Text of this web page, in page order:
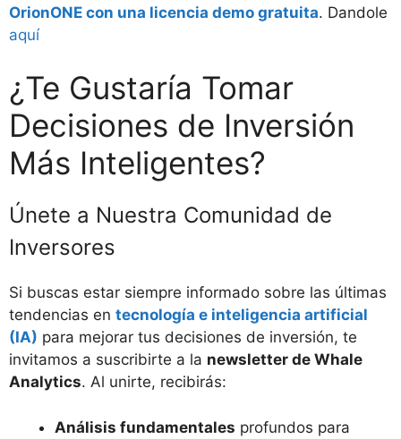
OrionONE con una licencia demo gratuita. Dandole
aquí
¿Te Gustaría Tomar
Decisiones de Inversión
Más Inteligentes?
Únete a Nuestra Comunidad de
Inversores
Si buscas estar siempre informado sobre las últimas
tendencias en tecnología e inteligencia artificial
(IA) para mejorar tus decisiones de inversión, te
invitamos a suscribirte a la newsletter de Whale
Analytics. Al unirte, recibirás:
Análisis fundamentales profundos para